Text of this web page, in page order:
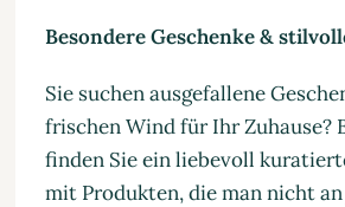
Besondere Geschenke &
Sie suchen ausgefallene
frischen Wind für Ihr Zuhause?
finden Sie ein liebevoll
mit Produkten, die man nicht